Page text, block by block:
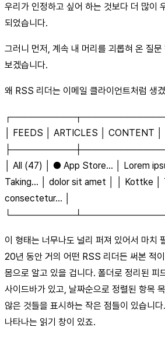
우리가 인정하고 싶어 하는 것보다 더 많이
되었습니다.
그러니 먼저, 계속 내 머리를 괴롭혀 온 질문
보겠습니다.
왜 RSS 리더는 이메일 클라이언트처럼 생
│ FEEDS │ ARTICLES │ CONTENT │
│ All (47) │ ● App Store... │ Lorem
Taking... │ dolor sit amet │ │ Kottke │
consectetur... │
이 형태는 너무나도 널리 퍼져 있어서 마치
20년 동안 거의 어떤 RSS 리더든 써본 적
몸으로 알고 있을 겁니다. 폴더로 정리된 피
사이드바가 있고, 날짜순으로 정렬된 항목
않은 것들을 표시하는 작은 점들이 있습니다
나타나는 읽기 창이 있죠.